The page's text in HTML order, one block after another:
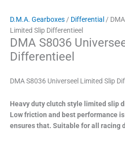
D.M.A. Gearboxes / Differential /
Limited Slip Differentieel
DMA S8036
Differentieel
DMA S8036 Universeel Limited Slip
Heavy duty clutch style limited slip
Low friction and best performance
ensures that. Suitable for all racing